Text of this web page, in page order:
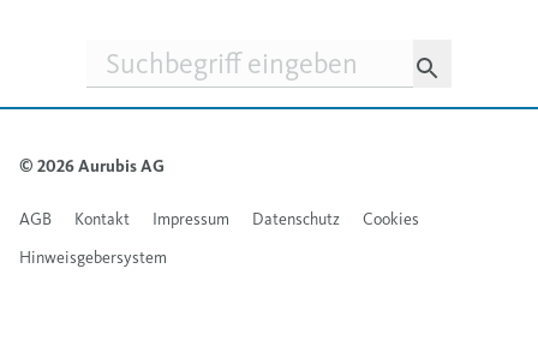
Suchfeld
© 2026 Aurubis AG
AGB Kontakt Impressum Datenschutz
Cookies
Hinweisgebersystem